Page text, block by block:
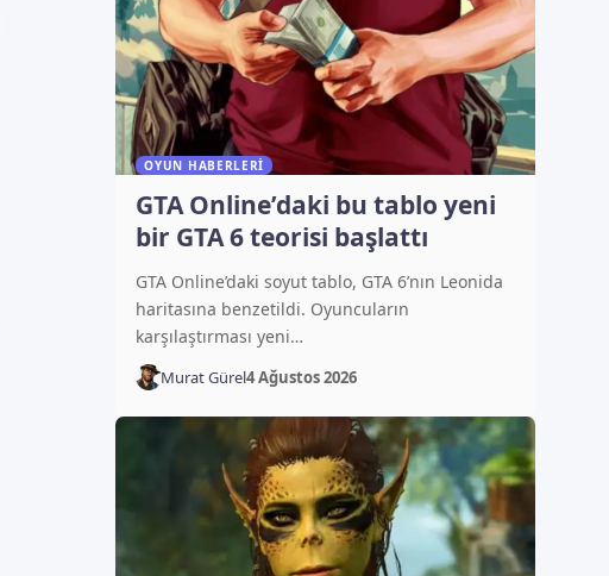
OYUN HABERLERI
GTA Online’daki bu tablo yeni
bir GTA 6 teorisi başlattı
GTA Online’daki soyut tablo, GTA 6’nın Leonida
haritasına benzetildi. Oyuncuların
karşılaştırması yeni…
Murat Gürel4 Ağustos 2026